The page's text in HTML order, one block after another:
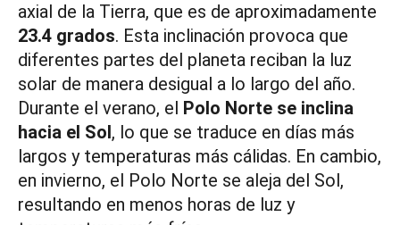
axial de la Tierra, que es de aproximadamente
23.4 grados. Esta inclinación provoca que
diferentes partes del planeta reciban la luz
solar de manera desigual a lo largo del año.
Durante el verano, el Polo Norte se inclina
hacia el Sol, lo que se traduce en días más
largos y temperaturas más cálidas. En cambio,
en invierno, el Polo Norte se aleja del Sol,
resultando en menos horas de luz y